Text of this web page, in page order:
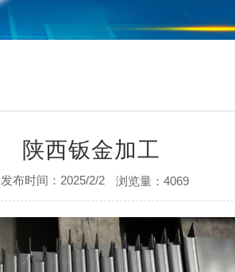
陕西钣金加工
发布时间：2025/2/2 浏览量：4069